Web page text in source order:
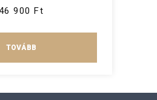
900 Ft
TOVÁBB